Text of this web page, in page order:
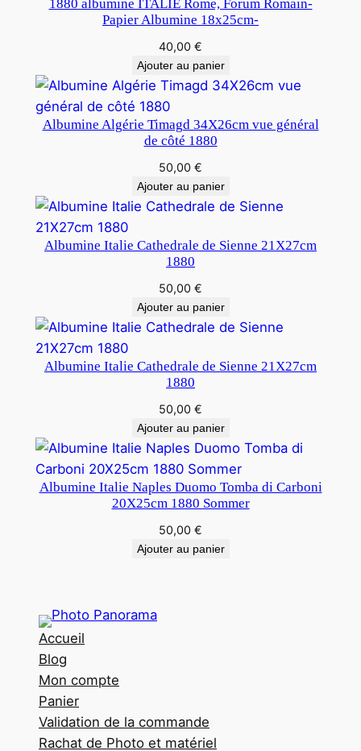
1880 albumine ITALIE Rome, Forum Romain-
Papier Albumine 18x25cm-
40,00 €
Ajouter au panier
Albumine Algérie Timagd 34X26cm vue général
de côté 1880
50,00 €
Ajouter au panier
Albumine Italie Cathedrale de Sienne 21X27cm
1880
50,00 €
Ajouter au panier
Albumine Italie Cathedrale de Sienne 21X27cm
1880
50,00 €
Ajouter au panier
Albumine Italie Naples Duomo Tomba di Carboni
20X25cm 1880 Sommer
50,00 €
Ajouter au panier
Accueil
Blog
Mon compte
Panier
Validation de la commande
Rachat de Photo et matériel